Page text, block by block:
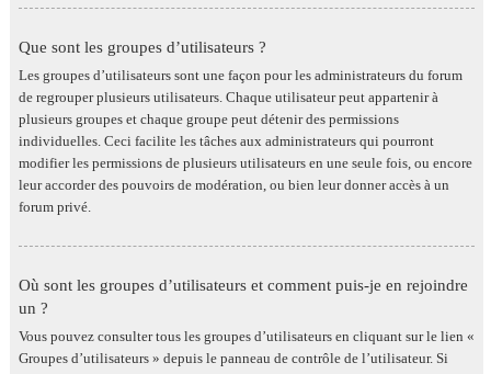
Que sont les groupes d’utilisateurs ?
Les groupes d’utilisateurs sont une façon pour les administrateurs du forum
de regrouper plusieurs utilisateurs. Chaque utilisateur peut appartenir à
plusieurs groupes et chaque groupe peut détenir des permissions
individuelles. Ceci facilite les tâches aux administrateurs qui pourront
modifier les permissions de plusieurs utilisateurs en une seule fois, ou encore
leur accorder des pouvoirs de modération, ou bien leur donner accès à un
forum privé.
Où sont les groupes d’utilisateurs et comment puis-je en rejoindre
un ?
Vous pouvez consulter tous les groupes d’utilisateurs en cliquant sur le lien «
Groupes d’utilisateurs » depuis le panneau de contrôle de l’utilisateur. Si